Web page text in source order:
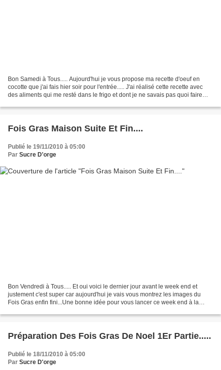
Bon Samedi à Tous..... Aujourd'hui je vous propose ma recette d'oeuf en
cocotte que j'ai fais hier soir pour l'entrée..... J'ai réalisé cette recette avec
des aliments qui me resté dans le frigo et dont je ne savais pas quoi faire
Fois Gras Maison Suite Et Fin....
Publié le 19/11/2010 à 05:00
Par Sucre D'orge
Bon Vendredi à Tous..... Et oui voici le dernier jour avant le week end et
justement c'est super car aujourd'hui je vais vous montrez les images du
Fois Gras enfin fini...Une bonne idée pour vous lancer ce week end à la
Préparation Des Fois Gras De Noel 1Er Partie.....
Publié le 18/11/2010 à 05:00
Par Sucre D'orge